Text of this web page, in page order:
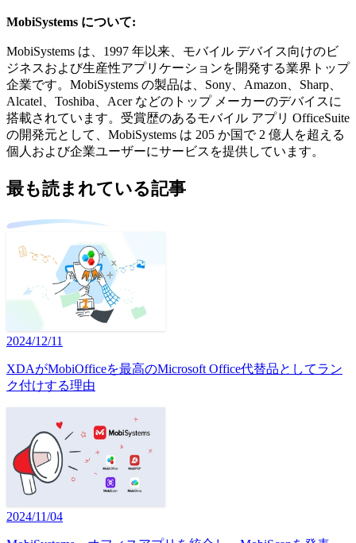
MobiSystems について:
MobiSystems は、1997 年以来、モバイル デバイス向けのビ
ジネスおよび生産性アプリケーションを開発する業界トップ
企業です。MobiSystems の製品は、Sony、Amazon、Sharp、
Alcatel、Toshiba、Acer などのトップ メーカーのデバイスに
搭載されています。受賞歴のあるモバイル アプリ OfficeSuite
の開発元として、MobiSystems は 205 か国で 2 億人を超える
個人および企業ユーザーにサービスを提供しています。
最も読まれている記事
2024/12/11
XDAがMobiOfficeを最高のMicrosoft Office代替品としてラン
ク付けする理由
2024/11/04